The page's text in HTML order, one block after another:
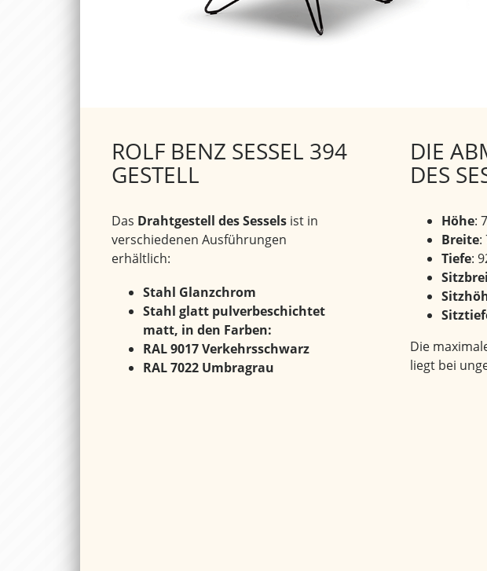
ROLF BENZ SESSEL 394
GESTELL
Das Drahtgestell des Sessels ist in
verschiedenen Ausführungen
erhältlich:
Stahl Glanzchrom
Stahl glatt pulverbeschichtet
matt, in den Farben:
RAL 9017 Verkehrsschwarz
RAL 7022 Umbragrau
DIE
DES
Höhe:
Breite:
Tiefe:
Die
liegt bei